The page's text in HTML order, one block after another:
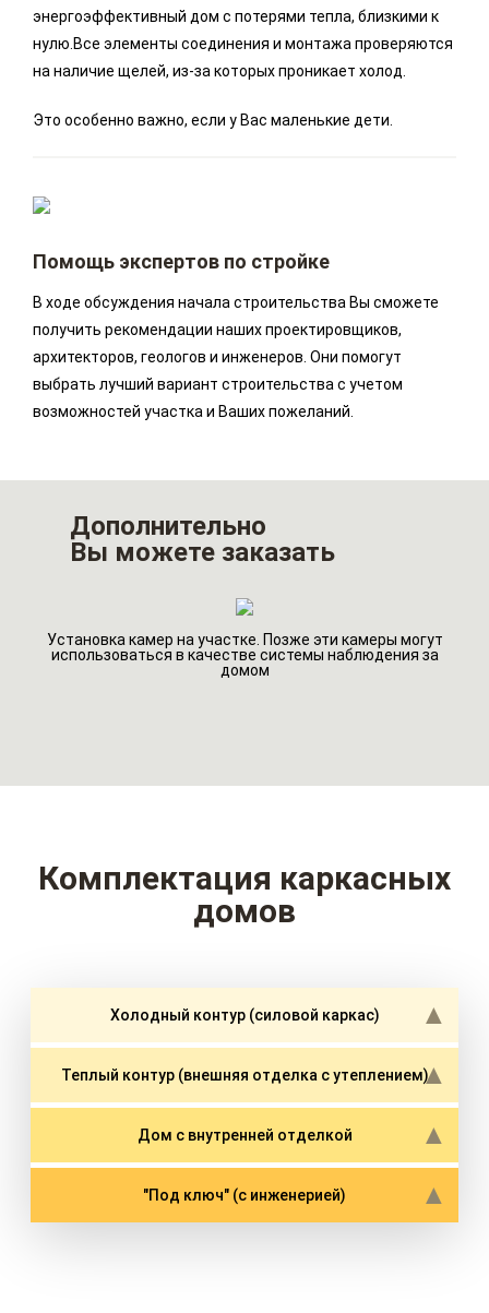
энергоэффективный дом с потерями тепла, близкими к
нулю.Все элементы соединения и монтажа проверяются
на наличие щелей, из-за которых проникает холод.
Это особенно важно, если у Вас маленькие дети.
Помощь экспертов по стройке
В ходе обсуждения начала строительства Вы сможете
получить рекомендации наших проектировщиков,
архитекторов, геологов и инженеров. Они помогут
выбрать лучший вариант строительства с учетом
возможностей участка и Ваших пожеланий.
Дополнительно
Вы можете заказать
Установка камер на участке. Позже эти камеры могут
использоваться в качестве системы наблюдения за
домом
Комплектация каркасных
домов
Холодный контур (силовой каркас)
Теплый контур (внешняя отделка с утеплением)
Дом с внутренней отделкой
"Под ключ" (с инженерией)